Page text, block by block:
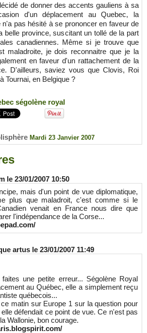
de donner des accents gauliens à sa
d'un déplacement au Quebec, la
pas hésité à se prononcer en faveur de
belle province, suscitant un tollé de la part
canadiennes. Même si je trouve que
maladroite, je dois reconnaitre que je la
en faveur d'un rattachement de la
D'ailleurs, saviez vous que Clovis, Roi
Tournai, en Belgique ?
ségolène royal
Mardi 23 Janvier 2007
le 23/01/2007 10:50
mais d'un point de vue diplomatique,
plus que maladroit, c'est comme si le
venait en France nous dire que
l'indépendance de la Corse...
artus le 23/01/2007 11:49
une petite erreur... Ségolène Royal
au Québec, elle a simplement reçu
québecois...
matin sur Europe 1 sur la question pour
défendait ce point de vue. Ce n'est pas
Wallonie, bon courage.